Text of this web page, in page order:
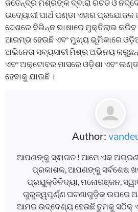
ଜିତେନ୍ଦ୍ର ମିଶ୍ରଙ୍କ ଦ୍ବାରା ରଚିତ ଓ
ଉଦ୍ୟୋଗୀ ପାର୍ଥ ପଣ୍ଡା ଏହାର
ଦେଶରେ ବିଭିନ୍ନ ଭାଷାରେ ମୁକ୍ତିଲାଭ କରିବ
ଆରମ୍ଭ ହେଉଛି ଏବଂ ମୁଖ୍ୟ ଭୂମିକାରେ
ଅଭିନେତା ସବ୍ୟସାଚୀ ମିଶ୍ର ଅଭିନୟ
ଏବଂ ଅକ୍ଟୋବର ମାସରେ ଓଡ଼ିଶା ଏବଂ
ହେବାକୁ ଯାଉଛି ।
Author:
ଆପଣଙ୍କୁ ସ୍ଵାଗତ ! ଆମେ ଏକ
ପ୍ରକାଶକ, ଆପଣଙ୍କୁ ସର୍ବଶେଷ
ପ୍ରଯୁକ୍ତିବିଦ୍ୟା, ମନୋରଞ୍ଜନ,
ଗୁରୁତ୍ୱପୂର୍ଣ୍ଣ ଘଟଣାଗୁଡ଼ିକ ଉପରେ
ଆମର ଉଦ୍ଦେଶ୍ୟ ହେଉଛି ତୁମକୁ ସଠିକ୍